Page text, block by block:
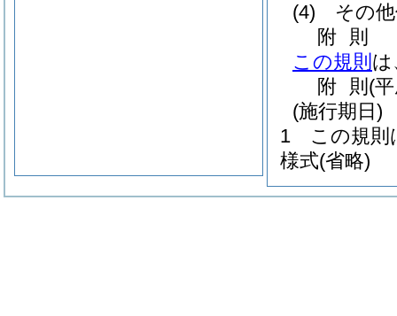
(4)
その
附 則
この規則 は
附 則 (
(施行期日)
1
この規則
様式(省略)